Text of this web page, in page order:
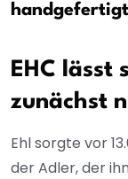
handgefertigt
EHC
zunächst
Ehl sorgte vor
der Adler, der